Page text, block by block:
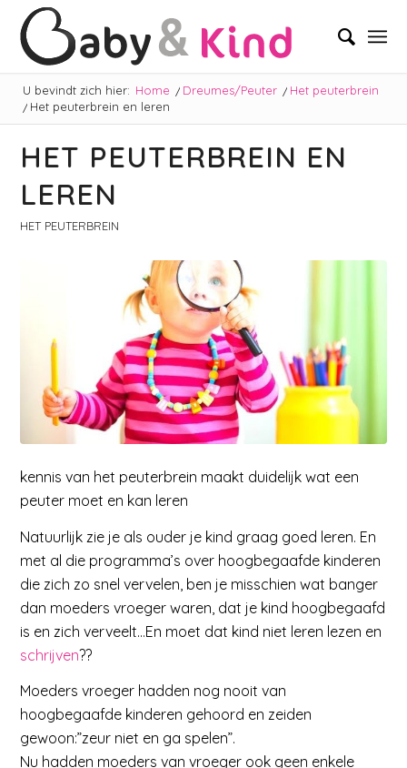
U bevindt zich hier: Home / Dreumes/Peuter / Het peuterbrein
/ Het peuterbrein en leren
HET PEUTERBREIN EN
LEREN
HET PEUTERBREIN
kennis van het peuterbrein maakt duidelijk wat een
peuter moet en kan leren
Natuurlijk zie je als ouder je kind graag goed leren. En
met al die programma’s over hoogbegaafde kinderen
die zich zo snel vervelen, ben je misschien wat banger
dan moeders vroeger waren, dat je kind hoogbegaafd
is en zich verveelt…En moet dat kind niet leren lezen en
schrijven??
Moeders vroeger hadden nog nooit van
hoogbegaafde kinderen gehoord en zeiden
gewoon:”zeur niet en ga spelen”.
Nu hadden moeders van vroeger ook geen enkele